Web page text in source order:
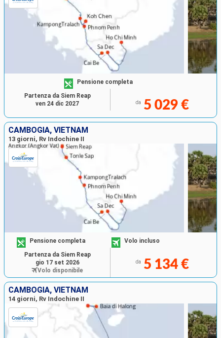
Pensione completa
da 5 029 €
Partenza da Siem Reap
ven 24 dic 2027
CAMBOGIA, VIETNAM
13 giorni, Rv Indochine II
Pensione completa Volo incluso
da 5 134 €
Partenza da Siem Reap
gio 17 set 2026
Volo disponibile
CAMBOGIA, VIETNAM
14 giorni, Rv Indochine II